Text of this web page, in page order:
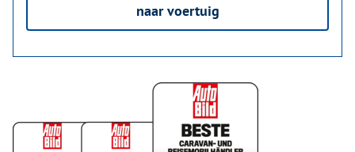
naar voertuig